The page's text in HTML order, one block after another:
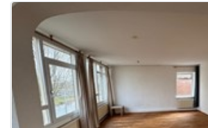
is
waarschijnlijk
al verhuurd
Om kans te
maken moet je
binnen 15
minuten
reageren.
Stekkies helpt
je hierbij!